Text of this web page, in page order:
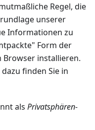
Regel, die
unserer
Informationen zu
Form der
installieren.
finden Sie in
als Privatsphären-